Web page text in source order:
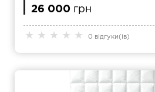
★ ★ ★ ★ ★ 0 відгуки(ів)
26 000 грн